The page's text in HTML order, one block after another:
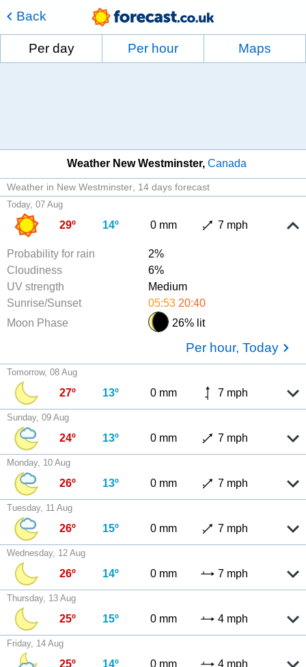
Back
Per day Per hour Maps
Weather New Westminster Canada
Weather in New Westminster 14 days forecast
Today, 07 Aug
29º 14º 0 mm 7 mph
Probability for rain
2%
Cloudiness
6%
UV strength
Medium
Sunrise/Sunset
05:53 20:40
Moon Phase
26% lit
Per hour, Today
Tomorrow, 08 Aug
27º 13º 0 mm 7 mph
Sunday, 09 Aug
24º 13º 0 mm 7 mph
Monday, 10 Aug
26º 13º 0 mm 7 mph
Tuesday, 11 Aug
26º 15º 0 mm 7 mph
Wednesday, 12 Aug
26º 14º 0 mm 7 mph
Thursday, 13 Aug
25º 15º 0 mm 4 mph
Friday, 14 Aug
25º 14º 0 mm 4 mph